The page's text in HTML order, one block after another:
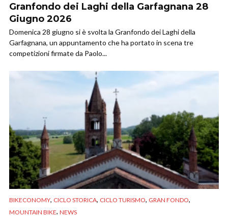
Granfondo dei Laghi della Garfagnana 28
Giugno 2026
Domenica 28 giugno si è svolta la Granfondo dei Laghi della
Garfagnana, un appuntamento che ha portato in scena tre
competizioni firmate da Paolo...
BIKECONOMY, CICLO STORICA, CICLO TURISMO, GRAN FONDO,
MOUNTAIN BIKE, NEWS